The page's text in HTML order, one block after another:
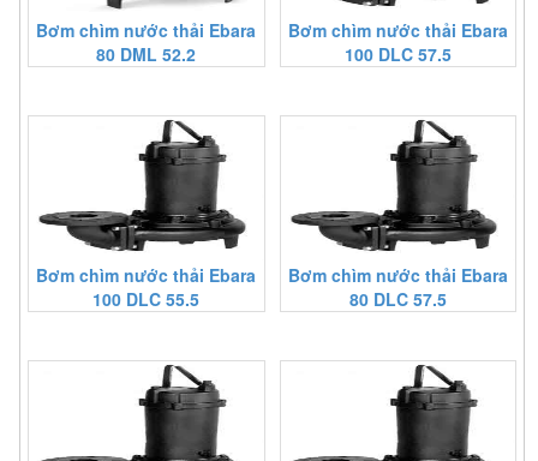
Bơm chìm nước thải Ebara
80 DML 52.2
Bơm chìm nước thải Ebara
100 DLC 57.5
Bơm chìm nước thải Ebara
100 DLC 55.5
Bơm chìm nước thải Ebara
80 DLC 57.5